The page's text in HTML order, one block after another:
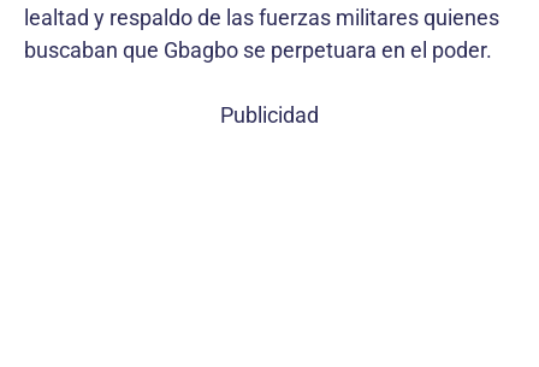
lealtad y respaldo de las fuerzas militares quienes
buscaban que Gbagbo se perpetuara en el poder.
Publicidad